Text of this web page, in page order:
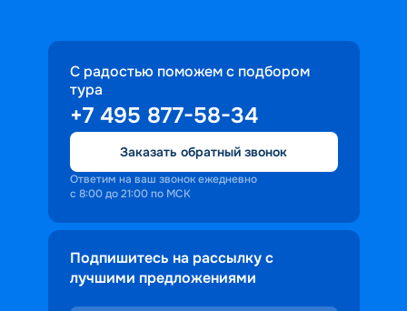
С радостью поможем с подбором
тура
+7 495 877-58-34
Заказать обратный звонок
Ответим на ваш звонок ежедневно
с 8:00 до 21:00 по МСК
Подпишитесь на рассылку с
лучшими предложениями